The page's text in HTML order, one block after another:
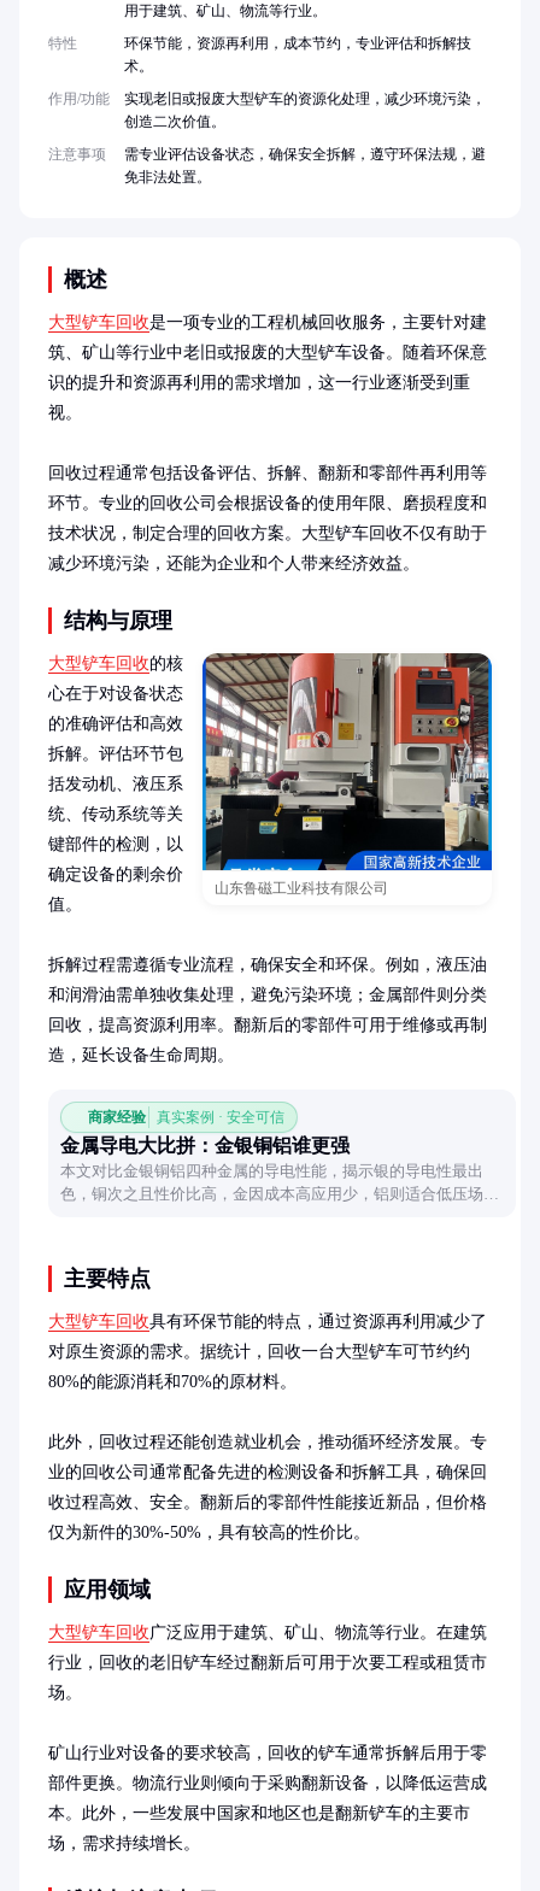
概述
大型铲车回收是一项专业的工程机械回收服务，主要针对建
筑、矿山等行业中老旧或报废的大型铲车设备。随着环保意
识的提升和资源再利用的需求增加，这一行业逐渐受到重
视。
回收过程通常包括设备评估、拆解、翻新和零部件再利用等
环节。专业的回收公司会根据设备的使用年限、磨损程度和
技术状况，制定合理的回收方案。大型铲车回收不仅有助于
减少环境污染，还能为企业和个人带来经济效益。
结构与原理
山东鲁磁工业科技有限公司
大型铲车回收的核
心在于对设备状态
的准确评估和高效
拆解。评估环节包
括发动机、液压系
统、传动系统等关
键部件的检测，以
确定设备的剩余价
值。
拆解过程需遵循专业流程，确保安全和环保。例如，液压油
和润滑油需单独收集处理，避免污染环境；金属部件则分类
回收，提高资源利用率。翻新后的零部件可用于维修或再制
造，延长设备生命周期。
商家经验 真实案例 · 安全可信
金属导电大比拼：金银铜铝谁更强
本文对比金银铜铝四种金属的导电性能，揭示银的导电性最出
色，铜次之且性价比高，金因成本高应用少，铝则适合低压场
主要特点
大型铲车回收具有环保节能的特点，通过资源再利用减少了
对原生资源的需求。据统计，回收一台大型铲车可节约约
80%的能源消耗和70%的原材料。
此外，回收过程还能创造就业机会，推动循环经济发展。专
业的回收公司通常配备先进的检测设备和拆解工具，确保回
收过程高效、安全。翻新后的零部件性能接近新品，但价格
仅为新件的30%-50%，具有较高的性价比。
应用领域
大型铲车回收广泛应用于建筑、矿山、物流等行业。在建筑
行业，回收的老旧铲车经过翻新后可用于次要工程或租赁市
场。
矿山行业对设备的要求较高，回收的铲车通常拆解后用于零
部件更换。物流行业则倾向于采购翻新设备，以降低运营成
本。此外，一些发展中国家和地区也是翻新铲车的主要市
场，需求持续增长。
用于建筑、矿山、物流等行业。
特性
环保节能，资源再利用，成本节约，专业评估和拆解技
术。
作用/功能
实现老旧或报废大型铲车的资源化处理，减少环境污染，
创造二次价值。
注意事项
需专业评估设备状态，确保安全拆解，遵守环保法规，避
免非法处置。